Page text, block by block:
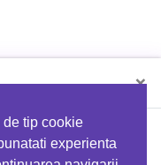
de tip cookie
experienta
×